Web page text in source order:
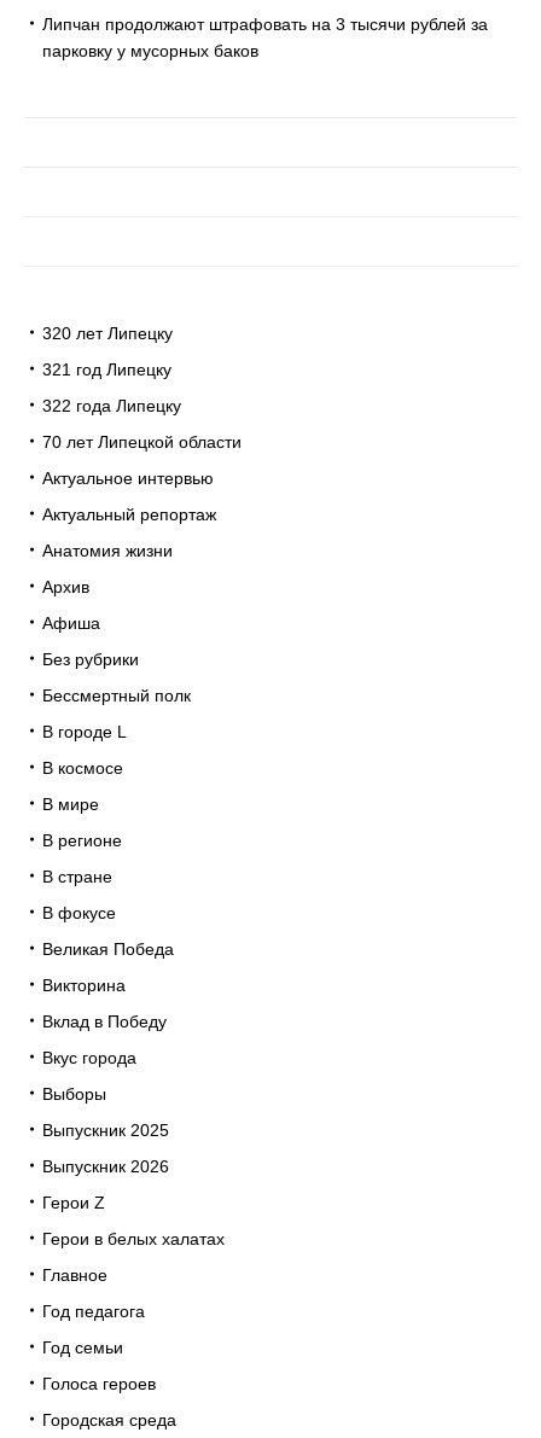
Липчан продолжают штрафовать на 3 тысячи рублей за
парковку у мусорных баков
320 лет Липецку
321 год Липецку
322 года Липецку
70 лет Липецкой области
Актуальное интервью
Актуальный репортаж
Анатомия жизни
Архив
Афиша
Без рубрики
Бессмертный полк
В городе L
В космосе
В мире
В регионе
В стране
В фокусе
Великая Победа
Викторина
Вклад в Победу
Вкус города
Выборы
Выпускник 2025
Выпускник 2026
Герои Z
Герои в белых халатах
Главное
Год педагога
Год семьи
Голоса героев
Городская среда